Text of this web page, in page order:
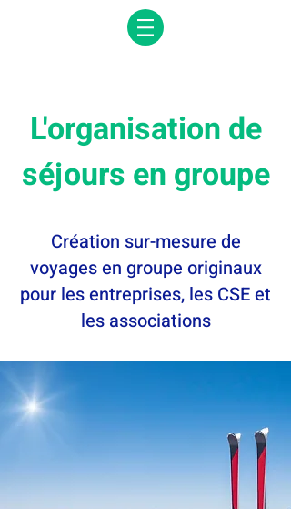
L'organisation de
séjours en groupe
Création sur-mesure de
voyages en groupe originaux
pour les entreprises, les CSE et
les associations